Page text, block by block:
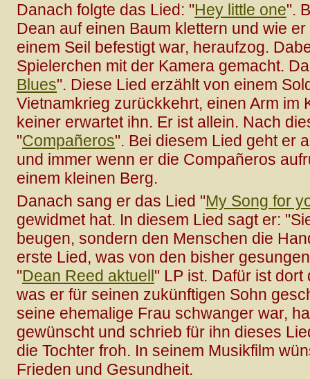
Danach folgte das Lied: "Hey little one".
Dean auf einen Baum klettern und wie
einem Seil befestigt war, heraufzog.
Spielerchen mit der Kamera gemacht.
Blues". Diese Lied erzählt von einem
Vietnamkrieg zurückkehrt, einen Arm im
keiner erwartet ihn. Er ist allein. Nach
"Compañeros". Bei diesem Lied geht er
und immer wenn er die Compañeros
einem kleinen Berg.
Danach sang er das Lied "My Song for
gewidmet hat. In diesem Lied sagt er:
beugen, sondern den Menschen die
erste Lied, was von den bisher
"Dean Reed aktuell" LP ist. Dafür ist dort
was er für seinen zukünftigen Sohn
seine ehemalige Frau schwanger war,
gewünscht und schrieb für ihn dieses
die Tochter froh. In seinem Musikfilm
Frieden und Gesundheit.